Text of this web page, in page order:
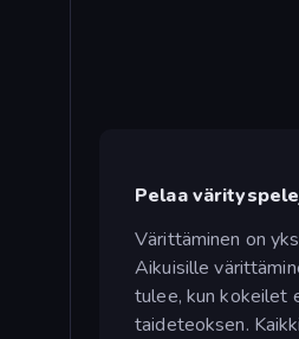
Pelaa
Värittäminen on
Aikuisille
tulee, kun kokeilet
taideteoksen.